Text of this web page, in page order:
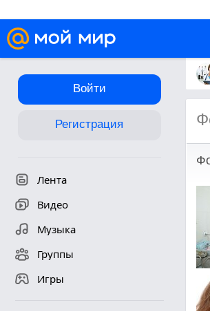
Войти
Регистрация
Лента
Видео
Музыка
Группы
Игры